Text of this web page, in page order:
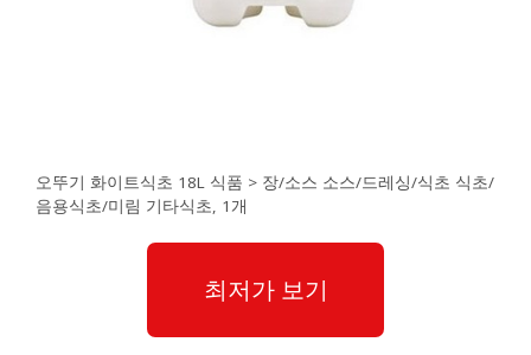
오뚜기 화이트식초 18L 식품 > 장/소스 소스/드레싱/식초 식초/
음용식초/미림 기타식초, 1개
최저가 보기